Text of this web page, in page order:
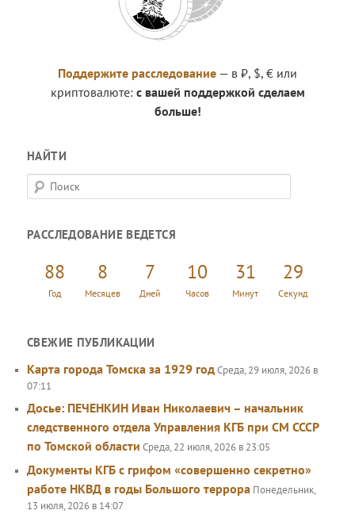
Поддержите расследование — в ₽, $, € или
криптовалюте: с вашей поддержкой сделаем
больше!
НАЙТИ
П
о
с
РАССЛЕДОВАНИЕ ВЕДЕТСЯ
88
Год
8
Месяцев
7
Дней
10
Часов
31
Минут
29
Секунд
СВЕЖИЕ ПУБЛИКАЦИИ
Карта города Томска за 1929 годСреда, 29 июля, 2026 в
07:11
Досье: ПЕЧЕНКИН Иван Николаевич – начальник
следственного отдела Управления КГБ при СМ СССР
по Томской области Среда, 22 июля, 2026 в 23:05
Документы КГБ с грифом «совершенно секретно»
работе НКВД в годы Большого террора Понедельник,
13 июля, 2026 в 14:07